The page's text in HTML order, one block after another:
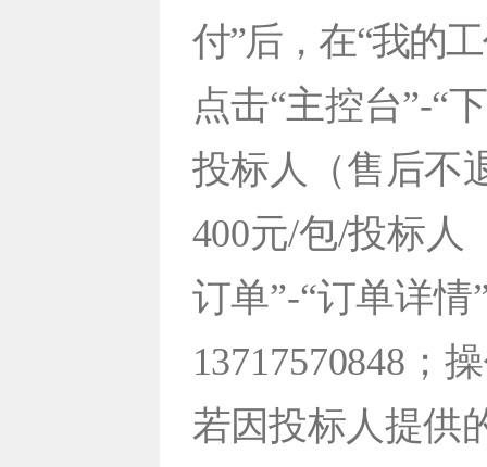
付”后，在“我的
点击“主控台”-“
投标人（售后不
400元/包/投标人
订单”-“订单详
13717570848；
若因投标人提供